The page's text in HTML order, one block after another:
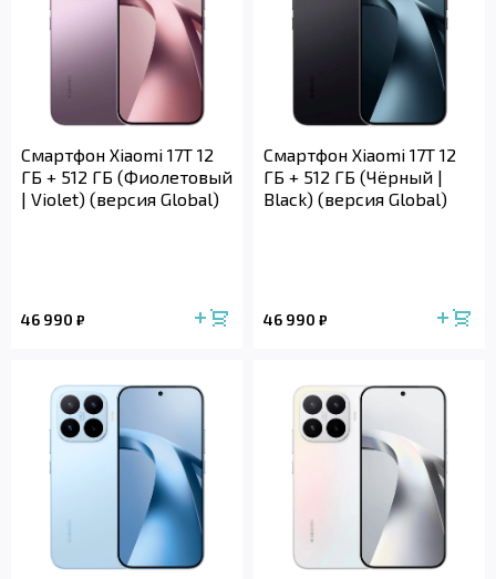
Смартфон Xiaomi 17T 12
ГБ + 512 ГБ (Фиолетовый
| Violet) (версия Global)
46 990 ₽
Смартфон Xiaomi 17T 12
ГБ + 512 ГБ (Чёрный |
Black) (версия Global)
46 990 ₽